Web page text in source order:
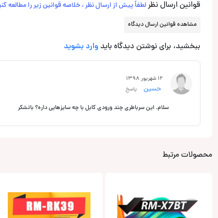
قوانین ارسال نظرلطفاً پیش از ارسال نظر ، خلاصه قوانین زیر را مطالعه
مشاهده قوانین ارسال دیدگاه
ببخشید، برای نوشتن دیدگاه باید وارد بشوید
12 شهریور 1398
حسین پاسخ
سلام. این سرباطری چند ورودی کابل با چه سایزهایی داره؟ باتشکر
محصولات مرتبط